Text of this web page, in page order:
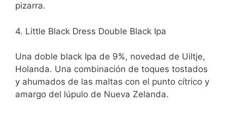
pizarra.
4. Little Black Dress Double Black Ipa
Una doble black Ipa de 9%, novedad de Uiltje,
Holanda. Una combinación de toques tostados
y ahumados de las maltas con el punto cítrico y
amargo del lúpulo de Nueva Zelanda.